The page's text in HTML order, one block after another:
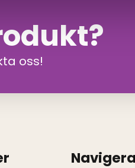
oss!
Navigera